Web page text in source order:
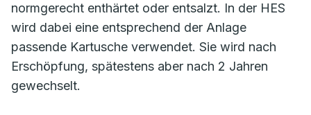
normgerecht enthärtet oder entsalzt. In der HES
wird dabei eine entsprechend der Anlage
passende Kartusche verwendet. Sie wird nach
Erschöpfung, spätestens aber nach 2 Jahren
gewechselt.